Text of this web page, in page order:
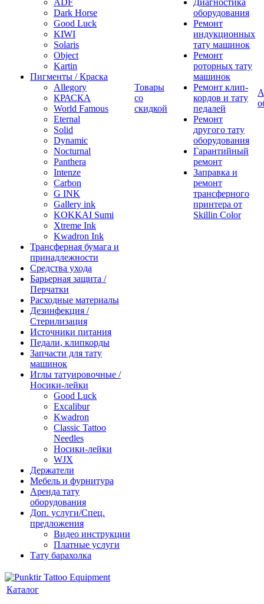
ADF
Dark Horse
Good Luck
KIWI
Solaris
Object
Kartin
Пигменты / Краска
Allegory
КРАСКА
World Famous
Eternal
Solid
Dynamic
Nocturnal
Panthera
Intenze
Carbon
G INK
Gallery ink
KOKKAI Sumi
Xtreme Ink
Kwadron Ink
Трансферная бумага и
принадлежности
Средства ухода
Барьерная защита /
Перчатки
Расходные материалы
Дезинфекция /
Стерилизация
Источники питания
Педали, клипкорды
Запчасти для тату
машинок
Иглы татуировочные /
Носики-лейки
Good Luck
Excalibur
Kwadron
Classic Tattoo
Needles
Носики-лейки
WJX
Держатели
Мебель и фурнитура
Аренда тату
оборудования
Доп. услуги/Спец.
предложения
Видео инструкции
Платные услуги
Тату барахолка
Товары
со
скидкой
Диагностика
оборудования
Ремонт
индукционных
тату машинок
Ремонт
роторных тату
машинок
Ремонт клип-
кордов и тату
педалей
Ремонт
другого тату
оборудования
Гарантийный
ремонт
Заправка и
ремонт
трансферного
принтера от
Skillin Color
Каталог